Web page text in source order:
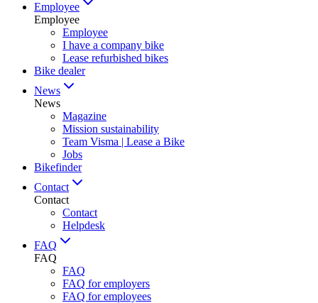
Employee
Employee
Employee
I have a company bike
Lease refurbished bikes
Bike dealer
News
News
Magazine
Mission sustainability
Team Visma | Lease a Bike
Jobs
Bikefinder
Contact
Contact
Contact
Helpdesk
FAQ
FAQ
FAQ
FAQ for employers
FAQ for employees